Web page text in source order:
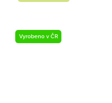
Vyrobeno v ČR